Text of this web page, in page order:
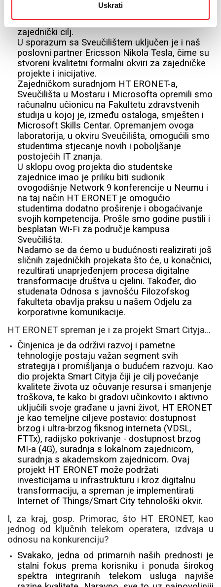
Uskrati
transformacija društva – uloga obrazovanja“.
Društvo izvrsnosti, znanja, kompetencija, naš je
zajednički cilj.
U sporazum sa Sveučilištem uključen je i naš
poslovni partner Ericsson Nikola Tesla, čime su
stvoreni kvalitetni formalni okviri za zajedničke
projekte i inicijative.
Zajedničkom suradnjom HT ERONET-a,
Sveučilišta u Mostaru i Microsofta opremili smo
računalnu učionicu na Fakultetu zdravstvenih
studija u kojoj je, između ostaloga, smješten i
Microsoft Skills Centar. Opremanjem ovoga
laboratorija, u okviru Sveučilišta, omogućili smo
studentima stjecanje novih i poboljšanje
postojećih IT znanja.
U sklopu ovog projekta dio studentske
zajednice imao je priliku biti sudionik
ovogodišnje Network 9 konferencije u Neumu i
na taj način HT ERONET je omogućio
studentima dodatno proširenje i obogaćivanje
svojih kompetencija. Prošle smo godine pustili i
besplatan Wi-Fi za područje kampusa
Sveučilišta.
Nadamo se da ćemo u budućnosti realizirati još
sličnih zajedničkih projekata što će, u konačnici,
rezultirati unaprjeđenjem procesa digitalne
transformacije društva u cjelini. Također, dio
studenata Odnosa s javnošću Filozofskog
fakulteta obavlja praksu u našem Odjelu za
korporativne komunikacije.
HT ERONET spreman je i za projekt Smart Cityja…
Činjenica je da održivi razvoj i pametne
tehnologije postaju važan segment svih
strategija i promišljanja o budućem razvoju. Kao
dio projekta Smart Cityja čiji je cilj povećanje
kvalitete života uz očuvanje resursa i smanjenje
troškova, te kako bi gradovi učinkovito i aktivno
uključili svoje građane u javni život, HT ERONET
je kao temeljne ciljeve postavio: dostupnost
brzog i ultra-brzog fiksnog interneta (VDSL,
FTTx), radijsko pokrivanje - dostupnost brzog
MI-a (4G), suradnja s lokalnom zajednicom,
suradnja s akademskom zajednicom. Ovaj
projekt HT ERONET može podržati
investicijama u infrastrukturu i kroz digitalnu
transformaciju, a spreman je implementirati
Internet of Things/Smart City tehnološki okvir.
I, za kraj, gosp. Primorac, što HT ERONET, kao
jednog od ključnih telekom operatera, izdvaja u
odnosu na konkurenciju?
Svakako, jedna od primarnih naših prednosti je
stalni fokus prema korisniku i ponuda širokog
spektra integriranih telekom usluga najviše